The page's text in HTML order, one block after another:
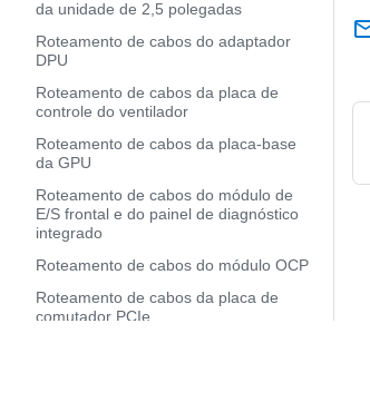
da unidade de 2,5 polegadas
Roteamento de cabos do adaptador
DPU
Roteamento de cabos da placa de
controle do ventilador
Roteamento de cabos da placa-base
da GPU
Roteamento de cabos do módulo de
E/S frontal e do painel de diagnóstico
integrado
Roteamento de cabos do módulo OCP
Roteamento de cabos da placa de
comutador PCIe